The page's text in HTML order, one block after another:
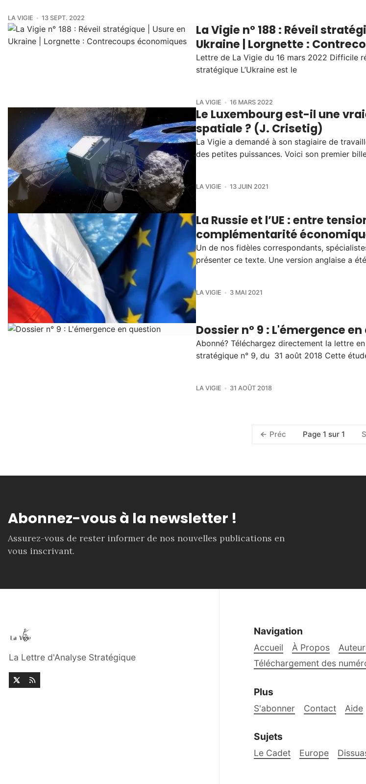
LA VIGIE 13 SEPT. 2022
La Vigie n° 188 : Réveil
Ukraine | Lorgnette :
Lettre de La Vigie du 16 mars 2022 Difficile
stratégique L’Ukraine est le
LA VIGIE 16 MARS 2022
Le Luxembourg est-il une
spatiale ? (J. Crisetig)
La Vigie a demandé à son stagiaire de
des petites puissances. Voici son premier
LA VIGIE 13 JUIN 2021
La Russie et l’UE : entre
complémentarité
Un de nos fidèles correspondants,
présenter ce texte. Une version anglaise a été
LA VIGIE 3 MAI 2021
Dossier n° 9 : L'émergence
Abonné? Téléchargez directement la lettre
stratégique n° 9, du 31 août 2018 Cette
LA VIGIE 31 AOÛT 2018
Préc Page 1 sur 1
Abonnez-vous à la newsletter !
Assurez-vous de rester informer de nos nouvelles publications en
vous inscrivant.
La Lettre d'Analyse Stratégique
Navigation
Accueil À Propos
Téléchargement des
Plus
S'abonner Contact Aide
Sujets
Le Cadet Europe